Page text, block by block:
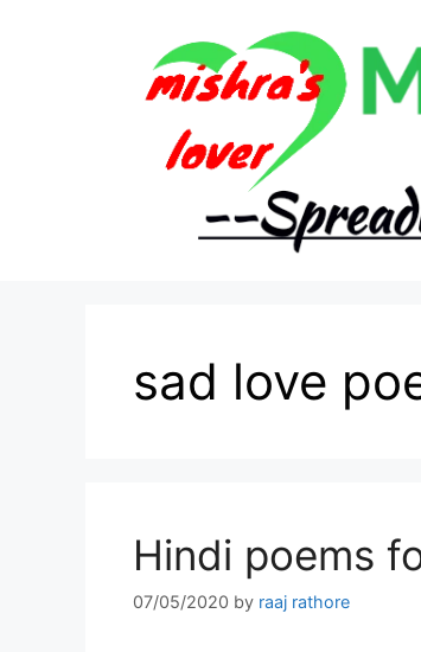
sad love
Hindi poems
07/05/2020 by raaj rathore